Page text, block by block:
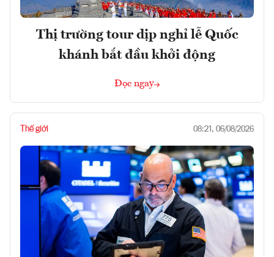
Thị trường tour dịp nghỉ lễ Quốc
khánh bắt đầu khởi động
Đọc ngay
Thế giới 08:21, 06/08/2026